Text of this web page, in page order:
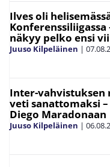
Ilves oli
Konferenssiliigassa
näkyy pelko ensi
Juuso Kilpeläinen |
Inter-vahvistuksen
veti sanattomaksi
Diego Maradonaan
Juuso Kilpeläinen |